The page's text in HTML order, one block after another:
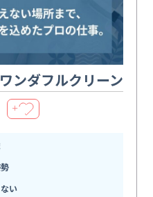
ンダフルクリーン
＋
い